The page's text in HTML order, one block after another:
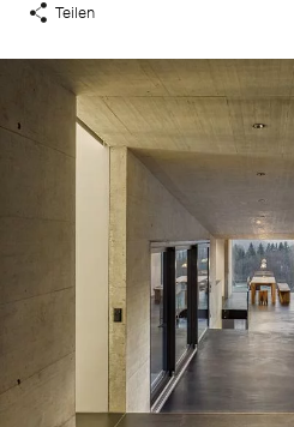
Teilen
Links
anzeigen